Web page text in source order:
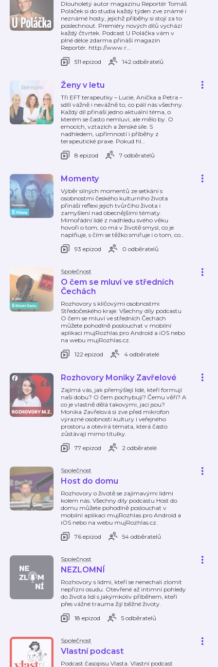
Dlouholetý autor magazínu Reportér Tomáš
Poláček si do studia každý týden zve známé i
neznámé hosty, jejichž příběhy si stojí za to
poslechnout. Premiéry nových dílů vychází
každý čtvrtek. Podcast U Poláčka vám v
plné délce zdarma přináší magazín
Reportér. http://www.r…
511 epizod
142 odběratelů
Ženy v letu
Tři EFT terapeutky – Lucie, Anička a Petra –
sdílí vážně i nevážně to, co pálí nás všechny.
Každý díl přináší jedno aktuální téma, o
kterém se často nemluví, ale mělo by. O
emocích, vztazích a ženské síle. S
nadhledem, upřímností i příběhy z
terapeutické praxe. Pokud hl…
8 epizod
7 odběratelů
Momenty
Výběr silných momentů ze setkání s
osobnostmi českého kulturního života
přináší reflexi jejich tvůrčího života i
zamyšlení nad obecnějšími tématy.
Mimořádní lidé z nadhledu svého věku
hovoří o tom, co má v životě smysl, co je
naplňuje, s čím se těžko smiřuje i o tom, co…
93 epizod
0 odběratelů
Společnost
O čem se mluví ve středních
Čechách
Rozhovory s klíčovými osobnostmi
Středočeského kraje. Všechny díly podcastu
O čem se mluví ve středních Čechách
můžete pohodlně poslouchat v mobilní
aplikaci mujRozhlas pro Android a iOS nebo
na webu mujRozhlas.cz.
122 epizod
4 odběratelé
Rozhovory Moniky Zavřelové
Zajímá vás, jak přemýšlejí lidé, kteří formují
naši dobu? O čem pochybují? Čemu věří? A
co je vlastně dělá takovými, jací jsou?
Monika Zavřelová si zve před mikrofon
výrazné osobnosti kultury i veřejného
prostoru a otevírá témata, která často
zůstávají mimo titulky.
77 epizod
2 odběratelé
Společnost
Host do domu
Rozhovory o životě se zajímavými lidmi
kolem nás. Všechny díly podcastu Host do
domu můžete pohodlně poslouchat v
mobilní aplikaci mujRozhlas pro Android a
iOS nebo na webu mujRozhlas.cz.
76 epizod
54 odběratelů
Společnost
NEZLOMNÍ
Rozhovory s lidmi, kteří se nenechali zlomit
nepřízni osudu. Otevřené až intimní pohledy
do života lidí s jakýmkoliv příběhem, kteří
přes vážné trauma žijí běžné životy.
18 epizod
5 odběratelů
Společnost
Vlastní podcast
Podcast časopisu Vlasta. Vlastní podcast